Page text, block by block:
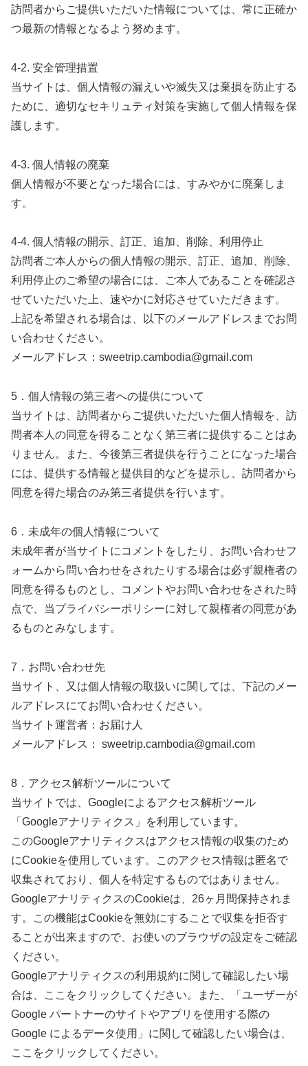
訪問者からご提供いただいた情報については、常に正確か
つ最新の情報となるよう努めます。
4-2. 安全管理措置
当サイトは、個人情報の漏えいや滅失又は棄損を防止する
ために、適切なセキリュティ対策を実施して個人情報を保
護します。
4-3. 個人情報の廃棄
個人情報が不要となった場合には、すみやかに廃棄しま
す。
4-4. 個人情報の開示、訂正、追加、削除、利用停止
訪問者ご本人からの個人情報の開示、訂正、追加、削除、
利用停止のご希望の場合には、ご本人であることを確認さ
せていただいた上、速やかに対応させていただきます。
上記を希望される場合は、以下のメールアドレスまでお問
い合わせください。
メールアドレス：sweetrip.cambodia@gmail.com
5．個人情報の第三者への提供について
当サイトは、訪問者からご提供いただいた個人情報を、訪
問者本人の同意を得ることなく第三者に提供することはあ
りません。また、今後第三者提供を行うことになった場合
には、提供する情報と提供目的などを提示し、訪問者から
同意を得た場合のみ第三者提供を行います。
6．未成年の個人情報について
未成年者が当サイトにコメントをしたり、お問い合わせフ
ォームから問い合わせをされたりする場合は必ず親権者の
同意を得るものとし、コメントやお問い合わせをされた時
点で、当プライバシーポリシーに対して親権者の同意があ
るものとみなします。
7．お問い合わせ先
当サイト、又は個人情報の取扱いに関しては、下記のメー
ルアドレスにてお問い合わせください。
当サイト運営者：お届け人
メールアドレス： sweetrip.cambodia@gmail.com
8．アクセス解析ツールについて
当サイトでは、Googleによるアクセス解析ツール
「Googleアナリティクス」を利用しています。
このGoogleアナリティクスはアクセス情報の収集のため
にCookieを使用しています。このアクセス情報は匿名で
収集されており、個人を特定するものではありません。
GoogleアナリティクスのCookieは、26ヶ月間保持されま
す。この機能はCookieを無効にすることで収集を拒否す
ることが出来ますので、お使いのブラウザの設定をご確認
ください。
Googleアナリティクスの利用規約に関して確認したい場
合は、ここをクリックしてください。また、「ユーザーが
Google パートナーのサイトやアプリを使用する際の
Google によるデータ使用」に関して確認したい場合は、
ここをクリックしてください。